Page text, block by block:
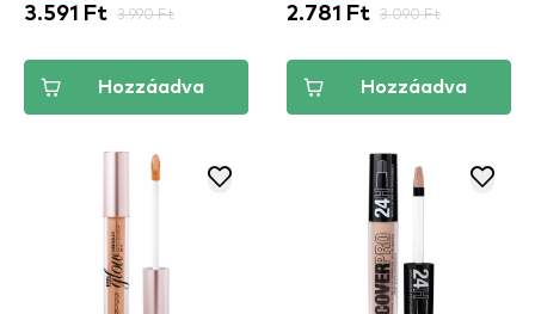
3.591 Ft 3.990 Ft
Hozzáadva
2.781 Ft 3.090 Ft
Hozzáadva